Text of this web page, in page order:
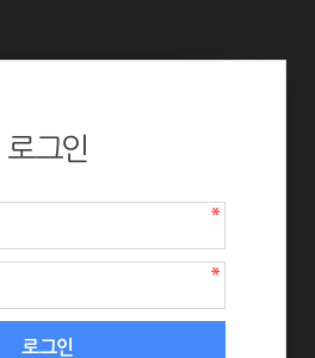
로그인